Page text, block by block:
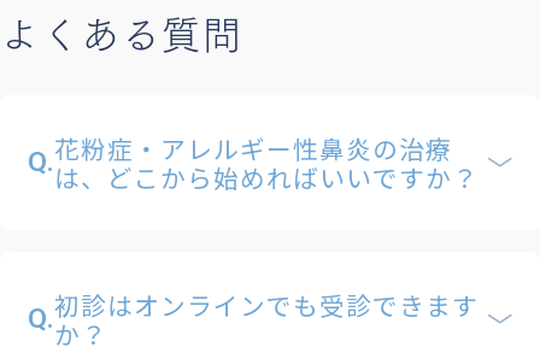
よくある質問
Q.花粉症・アレルギー性鼻炎の治療
は、どこから始めればいいですか？
Q.初診はオンラインでも受診できます
か？